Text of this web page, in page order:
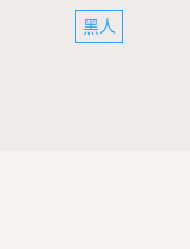
黑人